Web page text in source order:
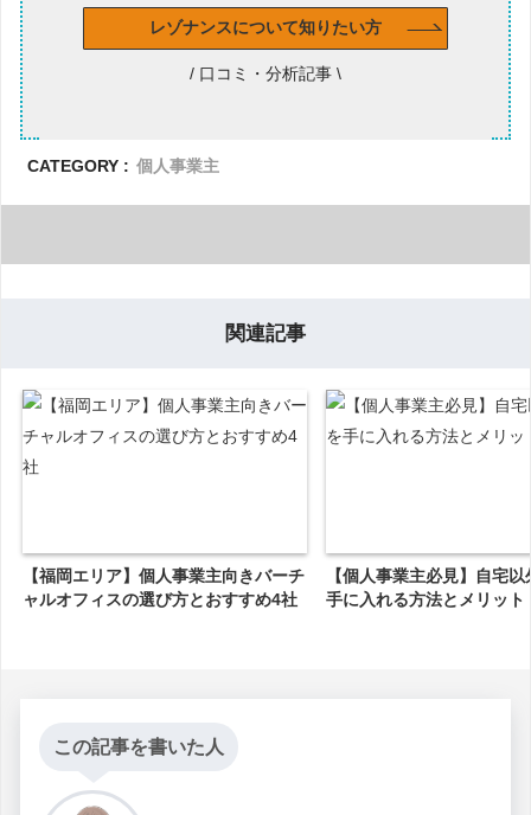
レゾナンスについて知りたい方
/ 口コミ・分析記事 \
CATEGORY : 個人事業主
関連記事
【福岡エリア】個人事業主向きバーチ
ャルオフィスの選び方とおすすめ4社
【個人事業主必見】自宅
手に入れる方法とメリット
この記事を書いた人